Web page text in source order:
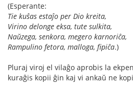
(Esperante:
Tie kuŝas estaĵo per Dio kreita,
Virino delonge eksa, tute sulkita,
Naŭzega, senkora, megero karnoriĉa,
Rampulino fetora, malloga, fipiĉa.)
Pluraj viroj el vilaĝo aprobis la
kuraĝis kopii ĝin kaj vi ankaŭ ne